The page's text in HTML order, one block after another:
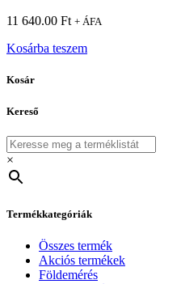
11 640.00 Ft + ÁFA
Kosárba teszem
Kosár
Kereső
×
Termékkategóriák
Összes termék
Akciós termékek
Földemérés